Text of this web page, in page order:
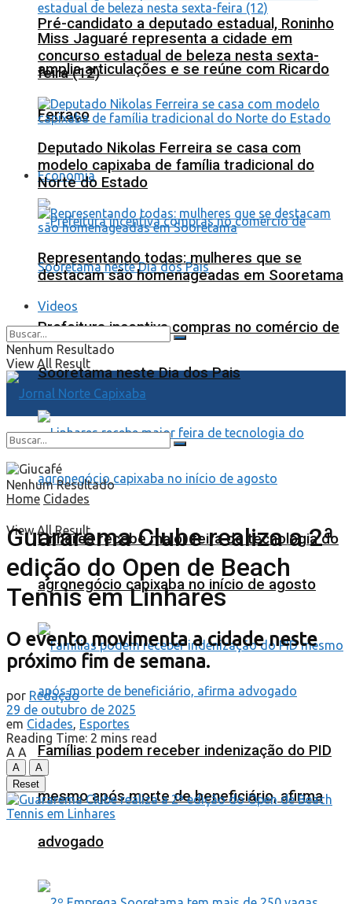
Pré-candidato a deputado estadual, Roninho
amplia articulações e se reúne com Ricardo
Ferraço
Economia
Prefeitura incentiva compras no comércio de
Sooretama neste Dia dos Pais
Linhares recebe maior feira de tecnologia do
agronegócio capixaba no início de agosto
Famílias podem receber indenização do PID
mesmo após morte de beneficiário, afirma
advogado
Miss Jaguaré representa a cidade em
concurso estadual de beleza nesta sexta-
feira (12)
Deputado Nikolas Ferreira se casa com
modelo capixaba de família tradicional do
Norte do Estado
Representando todas: mulheres que se
destacam são homenageadas em Sooretama
Videos
Nenhum Resultado
View All Result
Nenhum Resultado
View All Result
Home Cidades
Guararema Clube realiza a 2ª
edição do Open de Beach
Tennis em Linhares
O evento movimenta a cidade neste
próximo fim de semana.
por Redação
29 de outubro de 2025
em Cidades, Esportes
Reading Time: 2 mins read
A A
A
A
Reset